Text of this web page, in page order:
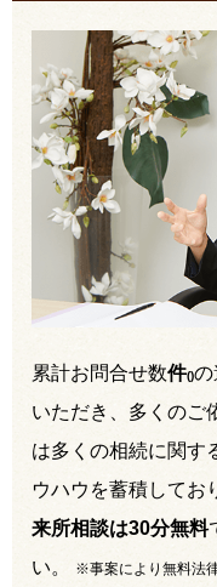
累計お問合せ数件()の
いただき、多くのご
は多くの相続に関す
ウハウを蓄積してお
来所相談は30分無料
い。
※事案により無料法